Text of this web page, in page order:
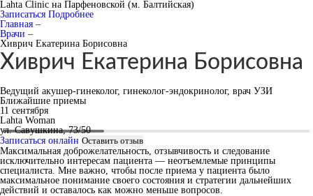
Lahta Clinic на Парфеновской (м. Балтийская)
Записаться Подробнее
Главная –
Врачи –
Хиврич Екатерина Борисовна
Хиврич Екатерина Борисовна
Ведущий акушер-гинеколог, гинеколог-эндокринолог, врач УЗИ
Ближайшие приемы
11 сентября
Lahta Woman
ул. Савушкина, 73/50
Записаться онлайн Оставить отзыв
Максимальная доброжелательность, отзывчивость и следование
исключительно интересам пациента — неотъемлемые принципы
специалиста. Мне важно, чтобы после приема у пациента было
максимальное понимание своего состояния и стратегии дальнейших
действий и оставалось как можно меньше вопросов.